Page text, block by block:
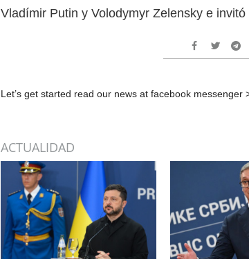
Vladímir Putin y Volodymyr Zelensky e
Let’s get started read our news at facebook messenger
ACTUALIDAD